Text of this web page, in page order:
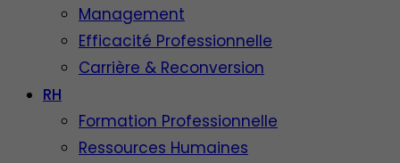
Management
Efficacité Professionnelle
Carrière & Reconversion
RH
Formation Professionnelle
Ressources Humaines